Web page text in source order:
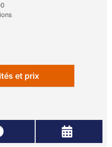
et prix